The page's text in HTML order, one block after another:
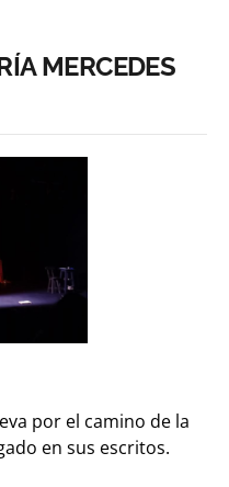
MERCEDES
por el camino de la
en sus escritos.